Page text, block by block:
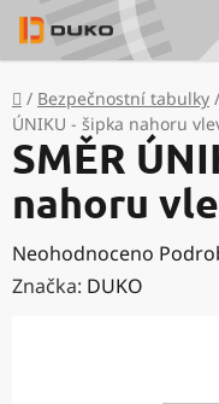
Přejít
na
obsah
Domů
/ Bezpečnostní tabulky /
ÚNIKU - šipka nahoru
SMĚR
nahoru
Průměrné
hodnocení
Neohodnoceno
Značka: DUKO